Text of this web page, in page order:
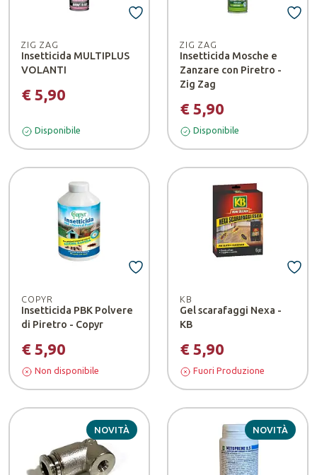
ZIG ZAG
Insetticida MULTIPLUS
VOLANTI
€ 5,90
Disponibile
ZIG ZAG
Insetticida Mosche e
Zanzare con Piretro -
Zig Zag
€ 5,90
Disponibile
COPYR
Insetticida PBK Polvere
di Piretro - Copyr
€ 5,90
Non disponibile
KB
Gel scarafaggi Nexa -
KB
€ 5,90
Fuori Produzione
NOVITÀ NOVITÀ